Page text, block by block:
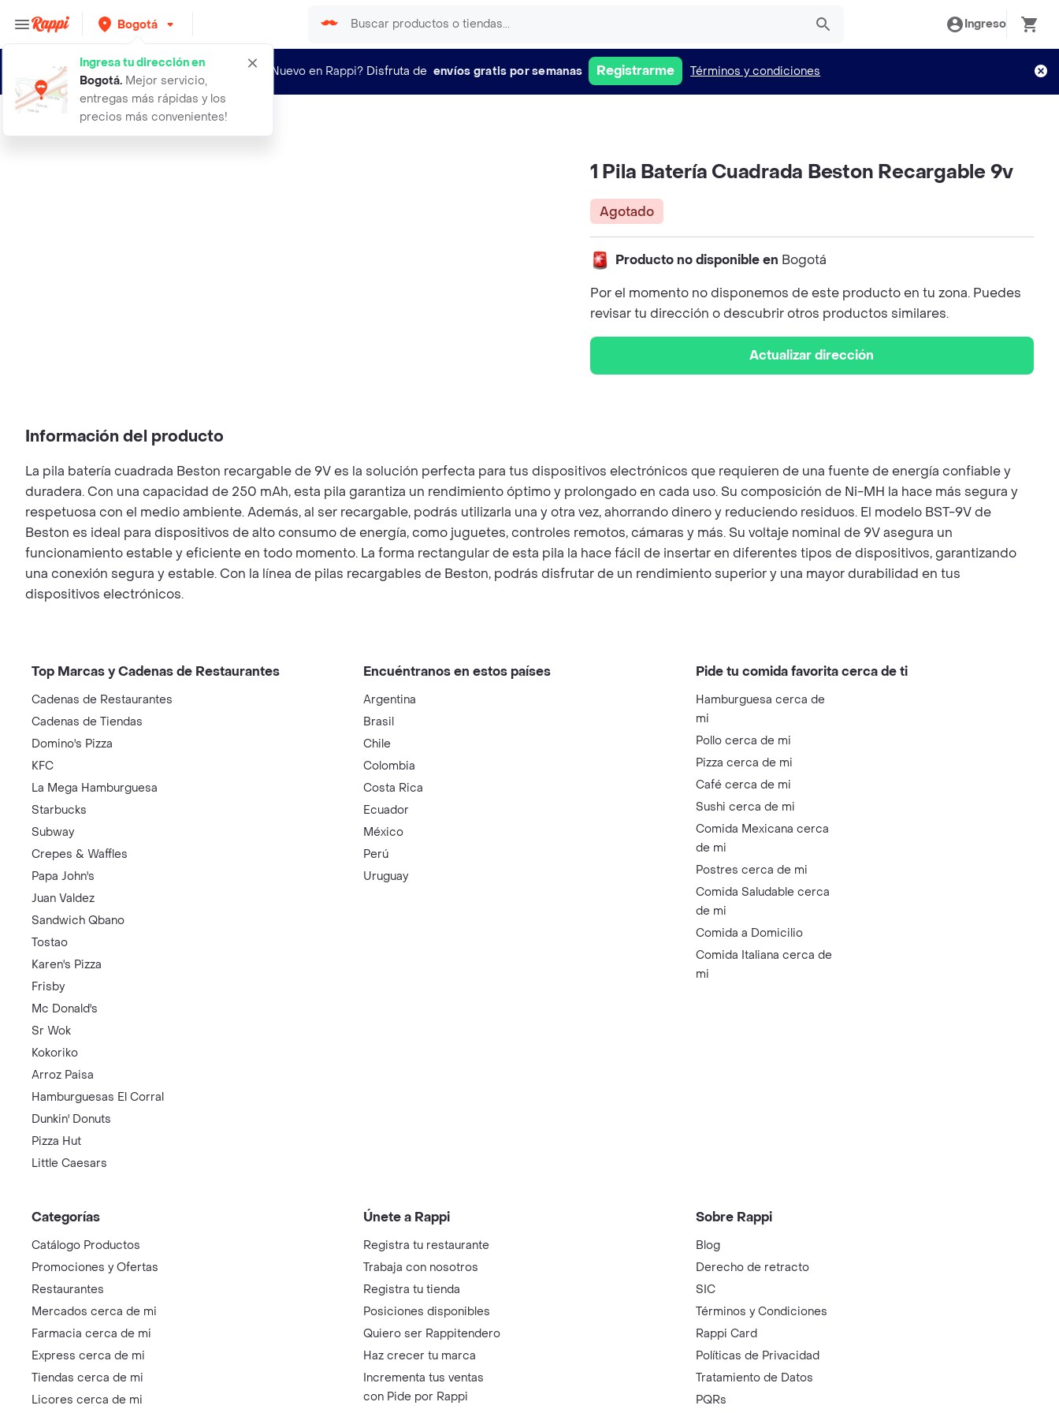
Bogotá
Ingresa tu dirección en
Bogotá. Mejor servicio,
entregas más rápidas y los
precios más convenientes!
Ingreso
¿Nuevo en Rappi? Disfruta de envíos gratis por semanas Registrarme Términos y condiciones
1 pila bateria cuadrada beston reca
1 Pila Batería Cuadrada Beston Recargable 9v
Agotado
Producto no disponible en Bogotá
Por el momento no disponemos de este producto en tu zona. Puedes
revisar tu dirección o descubrir otros productos similares.
Actualizar dirección
Información del producto
La pila batería cuadrada Beston recargable de 9V es la solución perfecta para tus dispositivos electrónicos que requieren de una fuente de energía confiable y
duradera. Con una capacidad de 250 mAh, esta pila garantiza un rendimiento óptimo y prolongado en cada uso. Su composición de Ni-MH la hace más segura y
respetuosa con el medio ambiente. Además, al ser recargable, podrás utilizarla una y otra vez, ahorrando dinero y reduciendo residuos. El modelo BST-9V de
Beston es ideal para dispositivos de alto consumo de energía, como juguetes, controles remotos, cámaras y más. Su voltaje nominal de 9V asegura un
funcionamiento estable y eficiente en todo momento. La forma rectangular de esta pila la hace fácil de insertar en diferentes tipos de dispositivos, garantizando
una conexión segura y estable. Con la línea de pilas recargables de Beston, podrás disfrutar de un rendimiento superior y una mayor durabilidad en tus
dispositivos electrónicos.
Top Marcas y Cadenas de Restaurantes
Cadenas de Restaurantes
Cadenas de Tiendas
Domino's Pizza
KFC
La Mega Hamburguesa
Starbucks
Subway
Crepes & Waffles
Papa John's
Juan Valdez
Sandwich Qbano
Tostao
Karen's Pizza
Frisby
Mc Donald's
Sr Wok
Kokoriko
Arroz Paisa
Hamburguesas El Corral
Dunkin' Donuts
Pizza Hut
Little Caesars
Encuéntranos en estos países
Argentina
Brasil
Chile
Colombia
Costa Rica
Ecuador
México
Perú
Uruguay
Pide tu comida favorita cerca de ti
Hamburguesa cerca de
mi
Pollo cerca de mi
Pizza cerca de mi
Café cerca de mi
Sushi cerca de mi
Comida Mexicana cerca
de mi
Postres cerca de mi
Comida Saludable cerca
de mi
Comida a Domicilio
Comida Italiana cerca de
mi
Categorías
Catálogo Productos
Promociones y Ofertas
Restaurantes
Mercados cerca de mi
Farmacia cerca de mi
Express cerca de mi
Tiendas cerca de mi
Licores cerca de mi
Únete a Rappi
Registra tu restaurante
Trabaja con nosotros
Registra tu tienda
Posiciones disponibles
Quiero ser Rappitendero
Haz crecer tu marca
Incrementa tus ventas
con Pide por Rappi
Sobre Rappi
Blog
Derecho de retracto
SIC
Términos y Condiciones
Rappi Card
Políticas de Privacidad
Tratamiento de Datos
PQRs